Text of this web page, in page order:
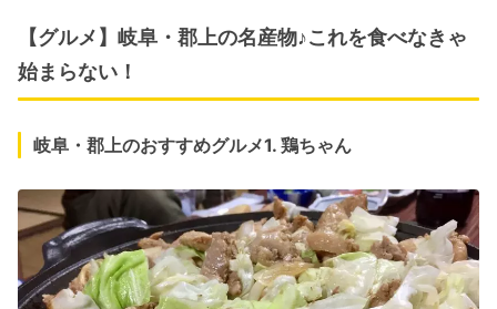
【グルメ】岐阜・郡上の名産物♪これを食べなきゃ
始まらない！
岐阜・郡上のおすすめグルメ1. 鶏ちゃん